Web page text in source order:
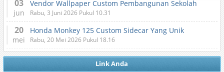
03
jun
Vendor Wallpaper Custom Pembangunan Sekolah
Rabu, 3 Juni 2026 Pukul 10.31
20
mei
Honda Monkey 125 Custom Sidecar Yang Unik
Rabu, 20 Mei 2026 Pukul 18.16
Link Anda